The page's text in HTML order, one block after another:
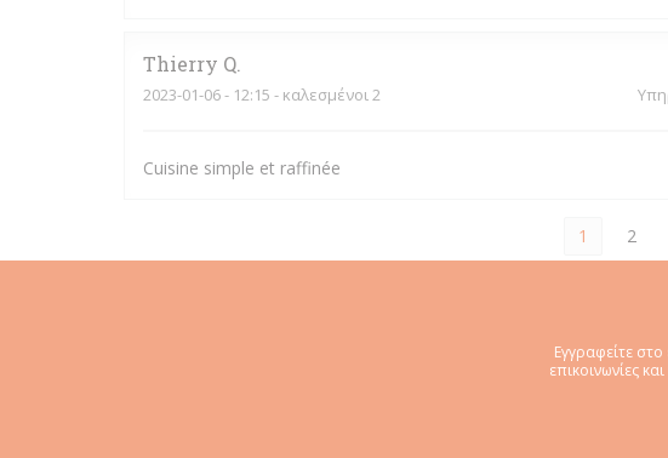
Thierry Q
2023-01-06- 12:15 - καλεσμένοι 2
Cuisine simple et raffinée
1 2
Εγγραφείτε στο
επικοινωνίες